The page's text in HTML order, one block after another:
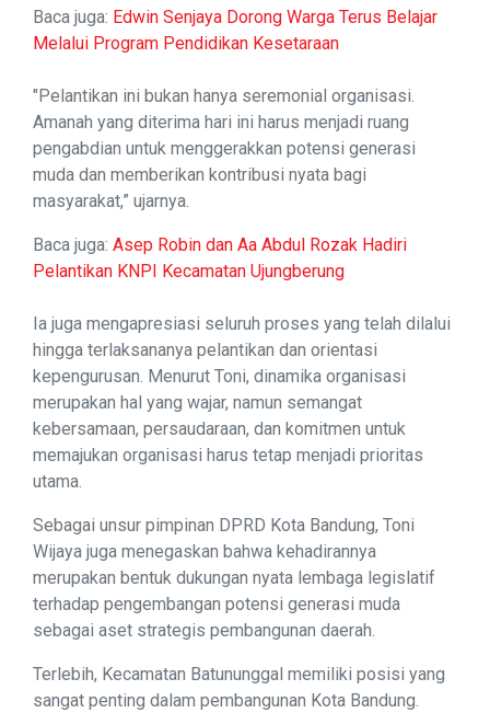
Baca juga: Edwin Senjaya Dorong Warga Terus Belajar
Melalui Program Pendidikan Kesetaraan
"Pelantikan ini bukan hanya seremonial organisasi.
Amanah yang diterima hari ini harus menjadi ruang
pengabdian untuk menggerakkan potensi generasi
muda dan memberikan kontribusi nyata bagi
masyarakat,” ujarnya.
Baca juga: Asep Robin dan Aa Abdul Rozak Hadiri
Pelantikan KNPI Kecamatan Ujungberung
Ia juga mengapresiasi seluruh proses yang telah dilalui
hingga terlaksananya pelantikan dan orientasi
kepengurusan. Menurut Toni, dinamika organisasi
merupakan hal yang wajar, namun semangat
kebersamaan, persaudaraan, dan komitmen untuk
memajukan organisasi harus tetap menjadi prioritas
utama.
Sebagai unsur pimpinan DPRD Kota Bandung, Toni
Wijaya juga menegaskan bahwa kehadirannya
merupakan bentuk dukungan nyata lembaga legislatif
terhadap pengembangan potensi generasi muda
sebagai aset strategis pembangunan daerah.
Terlebih, Kecamatan Batununggal memiliki posisi yang
sangat penting dalam pembangunan Kota Bandung.